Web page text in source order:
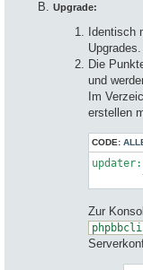
Upgrade:
Identisch
Upgrades.
Die
und
Im
erstellen
CODE:
updater:
Zur